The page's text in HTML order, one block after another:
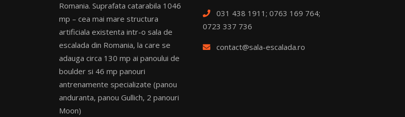
Romania. Suprafata catarabila 1046
mp – cea mai mare structura
artificiala existenta intr-o sala de
escalada din Romania, la care se
adauga circa 130 mp ai panoului de
boulder si 46 mp panouri
antrenamente specializate (panou
anduranta, panou Gullich, 2 panouri
Moon)
031 438 1911; 0763 169 764;
0723 337 736
contact@sala-escalada.ro